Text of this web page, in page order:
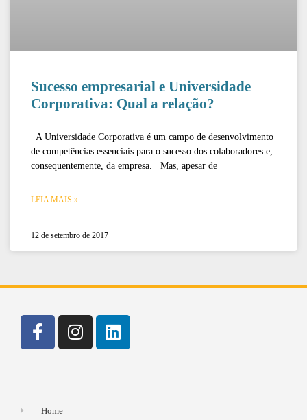
Sucesso empresarial e Universidade
Corporativa: Qual a relação?
A Universidade Corporativa é um campo de desenvolvimento
de competências essenciais para o sucesso dos colaboradores e,
consequentemente, da empresa. Mas, apesar de
LEIA MAIS »
12 de setembro de 2017
Home